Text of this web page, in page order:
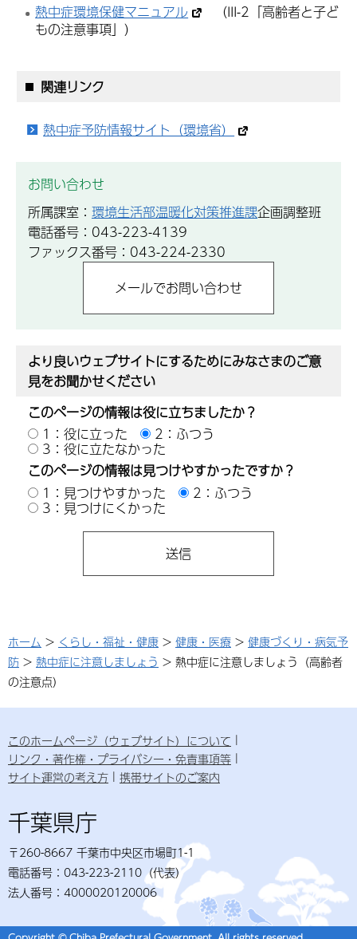
熱中症環境保健マニュアル
（III-2「高齢者と子ど
もの注意事項」）
関連リンク
熱中症予防情報サイト（環境省）
お問い合わせ
所属課室： 環境生活部温暖化対策推進課企画調整班
電話番号：043-223-4139
ファックス番号：043-224-2330
より良いウェブサイトにするためにみなさまのご意
見をお聞かせください
このページの情報は役に立ちましたか？
1：役に立った
2：ふつう
3：役に立たなかった
このページの情報は見つけやすかったですか？
1：見つけやすかった
2：ふつう
3：見つけにくかった
ホーム > くらし・福祉・健康 > 健康・医療 > 健康づくり・病気予
防 > 熱中症に注意しましょう > 熱中症に注意しましょう（高齢者
の注意点）
このホームページ（ウェブサイト）について
リンク・著作権・プライバシー・免責事項等
サイト運営の考え方
携帯サイトのご案内
千葉県庁
〒260-8667 千葉市中央区市場町1-1
電話番号：043-223-2110（代表）
法人番号：4000020120006